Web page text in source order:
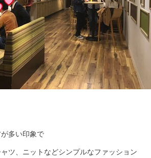
多い印象で
ツ、ニットなどシンプルなファッション